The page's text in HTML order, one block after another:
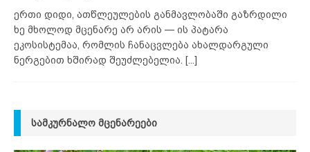
ერთი დიდი, ათწლეულების განმავლობაში გაზრდილი
ხე მხოლოდ მცენარე არ არის — ის პატარა
ეკოსისტემაა, რომლის ჩანაცვლება ახალდარგული
ნერგებით ხშირად შეუძლებელია.
[...]
ᲡᲐᲛᲙᲣᲠᲜᲐᲚᲝ ᲛᲪᲔᲜᲐᲠᲔᲔᲑᲘ